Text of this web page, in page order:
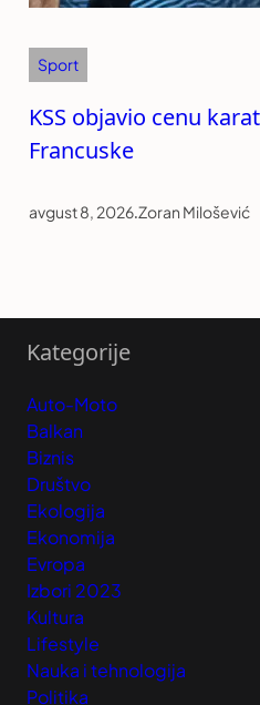
Sport
KSS objavio cenu
Francuske
avgust 8, 2026.Zoran Milošević
Kategorije
Auto-Moto
Balkan
Biznis
Društvo
Ekologija
Ekonomija
Evropa
Izbori 2023
Kultura
Lifestyle
Nauka i tehnologija
Politika